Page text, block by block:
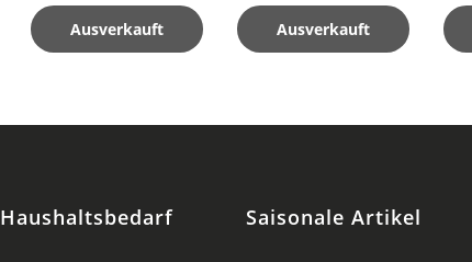
Ausverkauft
VergnügenAusverkauft
Haushaltsbedarf Saisonale Artikel